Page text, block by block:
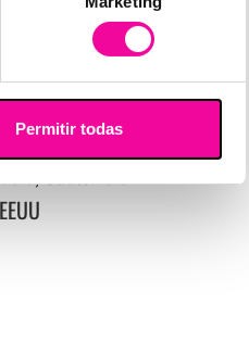
Permitir todas
EEUU.
España
Guatemala